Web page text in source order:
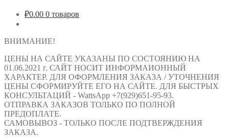
₽0.00 0 товаров
ВНИМАНИЕ!
ЦЕНЫ НА САЙТЕ УКАЗАНЫ ПО СОСТОЯНИЮ НА
01.06.2021 г. САЙТ НОСИТ ИНФОРМАИОННЫЙ
ХАРАКТЕР. ДЛЯ ОФОРМЛЕНИЯ ЗАКАЗА / УТОЧНЕНИЯ
ЦЕНЫ СФОРМИРУЙТЕ ЕГО НА САЙТЕ. ДЛЯ БЫСТРЫХ
КОНСУЛЬТАЦИЙ - WattsApp +7(929)651-95-93.
ОТПРАВКА ЗАКАЗОВ ТОЛЬКО ПО ПОЛНОЙ
ПРЕДОПЛАТЕ.
САМОВЫВОЗ - ТОЛЬКО ПОСЛЕ ПОДТВЕРЖДЕНИЯ
ЗАКАЗА.